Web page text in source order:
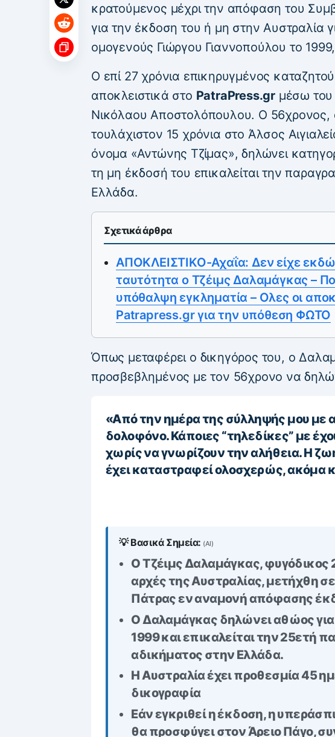
κρατούμενος μέχρι την απόφαση του
για την έκδοση του ή μη στην Αυστραλία
ομογενούς Γιώργου Γιαννοπούλου το 1999,
Ο επί 27 χρόνια επικηρυγμένος
αποκλειστικά στο PatraPress.gr μέσω
Νικόλαου Αποστολόπουλου. Ο 56χρονος,
τουλάχιστον 15 χρόνια στο Άλσος
όνομα «Αντώνης Τζίμας», δηλώνει
τη μη έκδοσή του επικαλείται την
Ελλάδα.
Σχετικά άρθρα
ΑΠΟΚΛΕΙΣΤΙΚΟ-Αχαΐα: Δεν είχε
ταυτότητα ο Tζέιμς Δαλαμάγκας –
υπόθαλψη εγκληματία – Oλες οι
Patrapress.gr για την υπόθεση ΦΩΤΟ
Όπως μεταφέρει ο δικηγόρος του, ο
προσβεβλημένος με τον 56χρονο να
«Από την ημέρα της σύλληψής μου με
δολοφόνο. Κάποιες “τηλεδίκες” με
χωρίς να γνωρίζουν την αλήθεια. Η
έχει καταστραφεί ολοσχερώς, ακόμα
💡 Βασικά Σημεία: (AI)
Ο Τζέιμς Δαλαμάγκας, φυγόδικος
αρχές της Αυστραλίας, μετήχθη
Πάτρας εν αναμονή απόφασης
Ο Δαλαμάγκας δηλώνει αθώος
1999 και επικαλείται την 25ετή
αδικήματος στην Ελλάδα.
Η Αυστραλία έχει προθεσμία 45
δικογραφία
Εάν εγκριθεί η έκδοση, η
θα προσφύγει στον Άρειο Πάγο,